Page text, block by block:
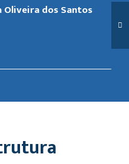
Oliveira dos Santos